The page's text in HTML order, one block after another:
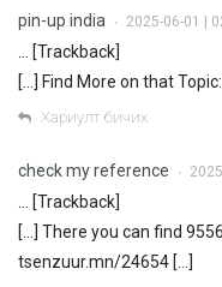
pin-up india • 2025-06-01 |
… [Trackback]
[…] Find More on that
Хариулт бичих
check my reference •
… [Trackback]
[…] There you can find
tsenzuur.mn/24654 […]